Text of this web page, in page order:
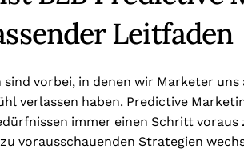
Leitfaden
sind vorbei, in denen wir Marketer
verlassen haben. Predictive
immer einen Schritt voraus
vorausschauenden Strategien